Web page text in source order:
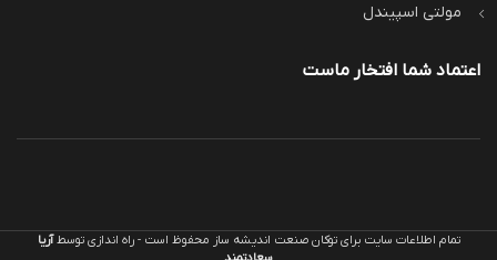
مولتی اسپیندل
اعتماد شما افتخار ماست
تمام اطلاعات سایت برای توکان صنعت اندیشه ساز محفوظ است - راه اندازی توسطآریا